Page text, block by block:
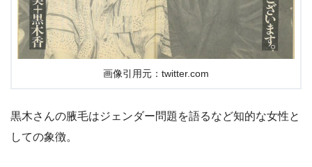
画像引用元：twitter.com
黒木さんの腋毛はジェンダー問題を語るなど知的な女性と
しての象徴。